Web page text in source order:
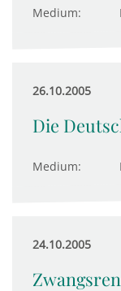
Medium:
26.10.2005
Die
Medium:
24.10.2005